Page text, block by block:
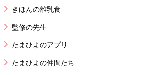
きほんの離乳食
監修の先生
たまひよのアプリ
たまひよの仲間たち